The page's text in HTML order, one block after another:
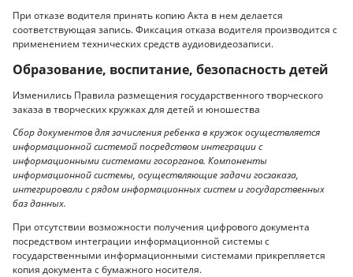
При отказе водителя принять копию Акта в нем делается
соответствующая запись. Фиксация отказа водителя производится с
применением технических средств аудиовидеозаписи.
Образование, воспитание, безопасность детей
Изменились Правила размещения государственного творческого
заказа в творческих кружках для детей и юношества
Сбор документов для зачисления ребенка в кружок осуществляется
информационной системой посредством интеграции с
информационными системами госорганов. Компоненты
информационной системы, осуществляющие задачи госзаказа,
интегрировали с рядом информационных систем и государственных
баз данных.
При отсутствии возможности получения цифрового документа
посредством интеграции информационной системы с
государственными информационными системами прикрепляется
копия документа с бумажного носителя.